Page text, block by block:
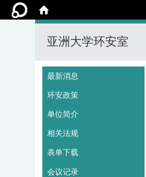
亚洲大学环安室
最新消息
环安政策
单位简介
相关法规
表单下载
会议记录